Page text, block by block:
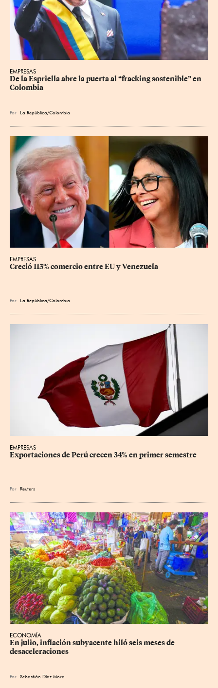
EMPRESAS
De la Espriella abre la puerta al “fracking sostenible” en
Colombia
Por La República/Colombia
EMPRESAS
Creció 113% comercio entre EU y Venezuela
Por La República/Colombia
EMPRESAS
Exportaciones de Perú crecen 34% en primer semestre
Por Reuters
ECONOMÍA
En julio, inflación subyacente hiló seis meses de
desaceleraciones
Por Sebastián Díaz Mora